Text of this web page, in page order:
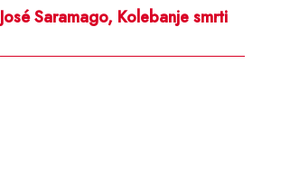
José Saramago, Kolebanje smrti